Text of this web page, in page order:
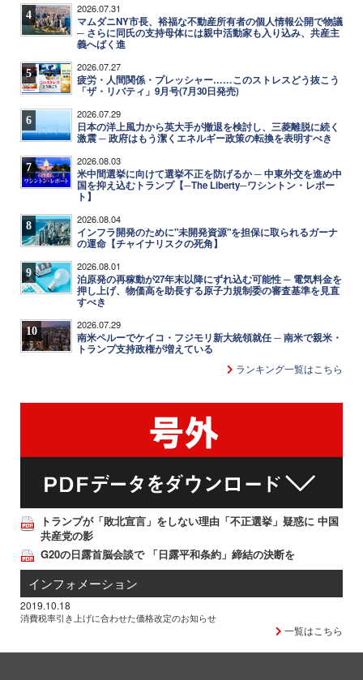
4 2026.07.31
マムダニNY市長、裕福な不動産所有者の個人情報公開で物議
─ さらに同氏の支持母体には親中活動家も入り込み、共産主
義へばく進
5 2026.07.27
疲労・人間関係・プレッシャー……このストレスどう抜こう
「ザ・リバティ」9月号(7月30日発売)
6 2026.07.29
日本の洋上風力から英大手が撤退を検討し、三菱離脱に続く
激震 ─ 政府はもう潔くエネルギー政策の転換を表明すべき
7 2026.08.03
米中間選挙に向けて選挙不正を防げるか ─ 中東外交を進め中
国を抑え込むトランプ【─The Liberty─ワシントン・レポー
ト】
8 2026.08.04
インフラ開発のために"未開発資源"を担保に取られるガーナ
の運命【チャイナリスクの死角】
9 2026.08.01
泊原発の再稼動が27年末以降にずれ込む可能性 ─ 電気料金を
押し上げ、物価高を助長する原子力規制委の審査基準を見直
すべき
10 2026.07.29
南米ペルーでケイコ・フジモリ新大統領就任 ─ 南米で親米・
トランプ支持政権が増えている
ランキング一覧はこちら
トランプが「敗北宣言」をしない理由「不正選挙」疑惑に 中国
共産党の影
G20の日露首脳会談で 「日露平和条約」締結の決断を
インフォメーション
2019.10.18
消費税率引き上げに合わせた価格改定のお知らせ
一覧はこちら